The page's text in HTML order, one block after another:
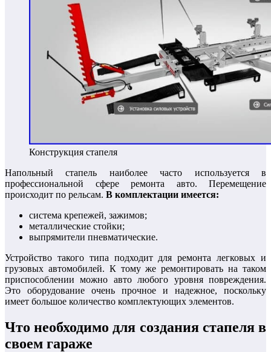
Конструкция стапеля
Напольный стапель наиболее часто используется в
профессиональной сфере ремонта авто. Перемещение
происходит по рельсам. В комплектации имеется:
система крепежей, зажимов;
металлические стойки;
выпрямители пневматические.
Устройство такого типа подходит для ремонта легковых и
грузовых автомобилей. К тому же ремонтировать на таком
приспособлении можно авто любого уровня повреждения.
Это оборудование очень прочное и надежное, поскольку
имеет большое количество комплектующих элементов.
Что необходимо для создания стапеля в
своем гараже